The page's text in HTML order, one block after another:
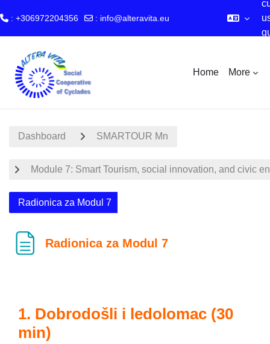
: +306972204356 : info@alteravita.eu
Home More
Dashboard SMARTOUR Mn
Module 7: Smart Tourism, social innovation, and civic
Radionica za Modul 7
Radionica za Modul 7
1. Dobrodošli i ledolomac (30
min)